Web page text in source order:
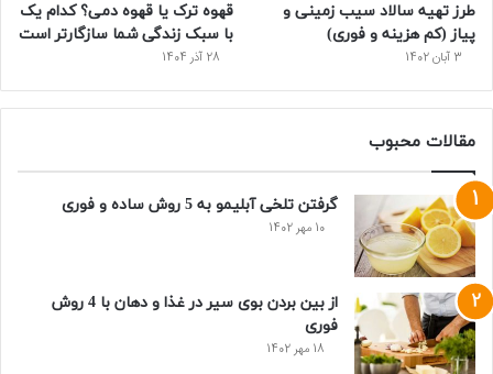
طرز تهیه سالاد سیب‌ زمینی و
پیاز (کم هزینه و فوری)
3 آبان 1402
قهوه ترک یا قهوه دمی؟ کدام یک
با سبک زندگی شما سازگارتر است
28 آذر 1404
مقالات محبوب
گرفتن تلخی آبلیمو به 5 روش ساده و فوری
10 مهر 1402
از بین بردن بوی سیر در غذا و دهان با 4 روش
فوری
18 مهر 1402